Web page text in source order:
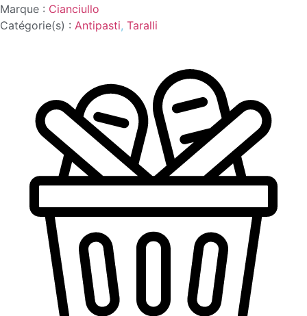
Marque : Cianciullo
Catégorie(s) : Antipasti, Taralli